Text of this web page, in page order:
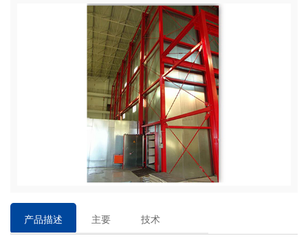
产品描述
主要
技术